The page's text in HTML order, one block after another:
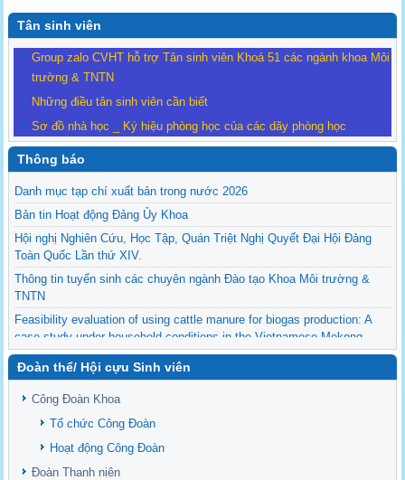
Tân sinh viên
Group zalo CVHT hỗ trợ Tân sinh viên Khoá 51 các ngành khoa Môi
trường & TNTN
Những điều tân sinh viên cần biết
Sơ đồ nhà học _ Ký hiệu phòng học của các dãy phòng học
Thông báo
Danh mục tạp chí xuất bản trong nước 2026
Bản tin Hoạt động Đảng Ủy Khoa
Hội nghị Nghiên Cứu, Học Tập, Quán Triệt Nghị Quyết Đại Hội Đảng
Toàn Quốc Lần thứ XIV.
Thông tin tuyển sinh các chuyên ngành Đào tạo Khoa Môi trường &
TNTN
Feasibility evaluation of using cattle manure for biogas production: A
case study under household conditions in the Vietnamese Mekong
Delta
Sediment properties in flood-based farming systems in the Vietnamese
upstream Mekong Delta
Danh mục tạp chí xuất bản Quốc Tế 2026
Danh Mục các Đề Tài NCKH cấp Tỉnh năm 2024
Văn bản - Quy định
Đoàn thể/ Hội cựu Sinh viên
Công Đoàn Khoa
Tổ chức Công Đoàn
Hoạt động Công Đoàn
Đoàn Thanh niên